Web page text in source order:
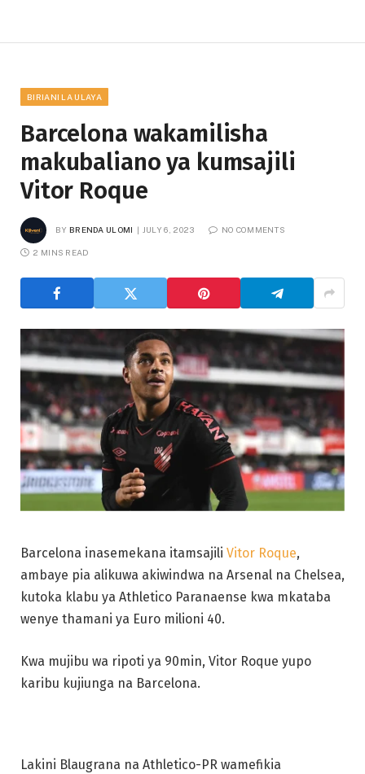
BIRIANI LA ULAYA
Barcelona wakamilisha
makubaliano ya kumsajili
Vitor Roque
BY BRENDA ULOMI JULY 6, 2023 NO COMMENTS
2 MINS READ
Barcelona inasemekana itamsajili Vitor Roque,
ambaye pia alikuwa akiwindwa na Arsenal na Chelsea,
kutoka klabu ya Athletico Paranaense kwa mkataba
wenye thamani ya Euro milioni 40.
Kwa mujibu wa ripoti ya 90min, Vitor Roque yupo
karibu kujiunga na Barcelona.
Lakini Blaugrana na Athletico-PR wamefikia